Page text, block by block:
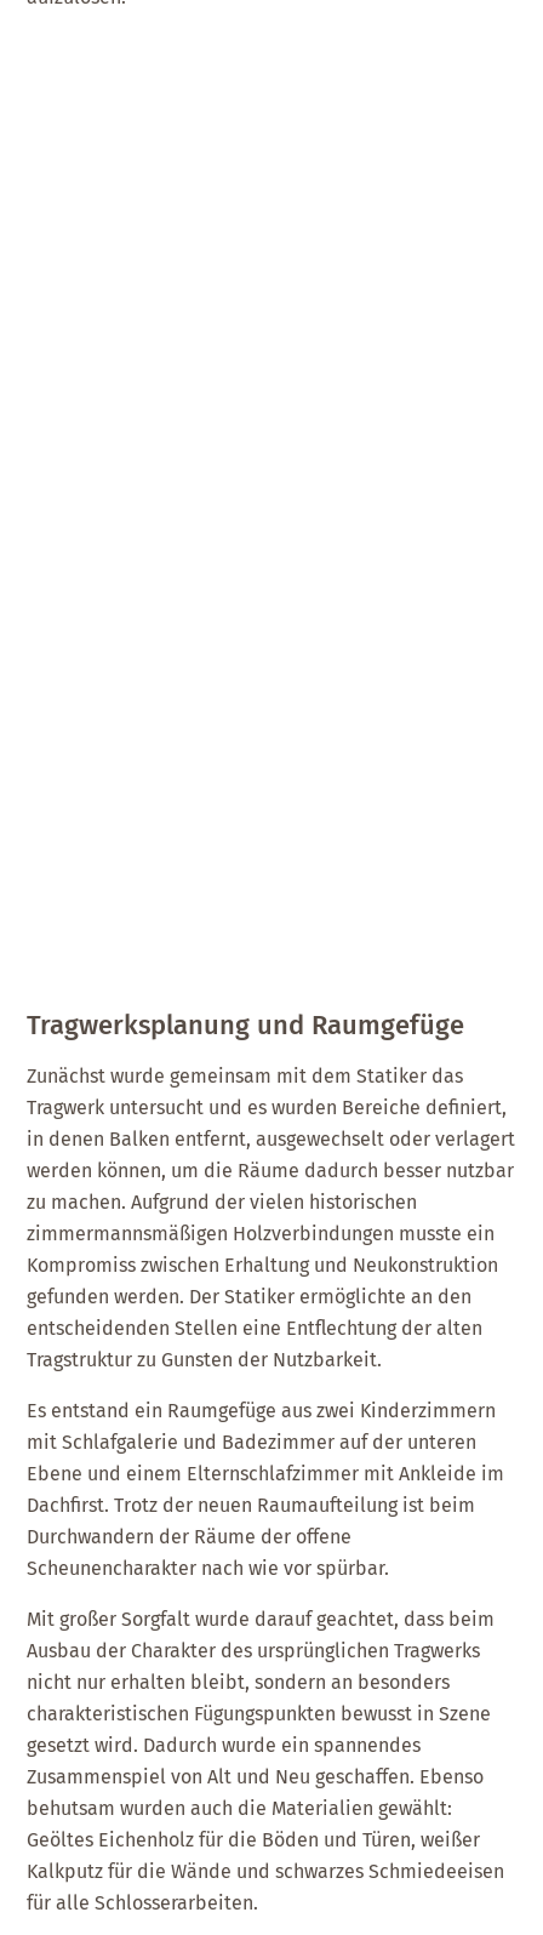
Tragwerksplanung und Raumgefüge
Zunächst wurde gemeinsam mit dem Statiker das
Tragwerk untersucht und es wurden Bereiche definiert,
in denen Balken entfernt, ausgewechselt oder verlagert
werden können, um die Räume dadurch besser nutzbar
zu machen. Aufgrund der vielen historischen
zimmermannsmäßigen Holzverbindungen musste ein
Kompromiss zwischen Erhaltung und Neukonstruktion
gefunden werden. Der Statiker ermöglichte an den
entscheidenden Stellen eine Entflechtung der alten
Tragstruktur zu Gunsten der Nutzbarkeit.
Es entstand ein Raumgefüge aus zwei Kinderzimmern
mit Schlafgalerie und Badezimmer auf der unteren
Ebene und einem Elternschlafzimmer mit Ankleide im
Dachfirst. Trotz der neuen Raumaufteilung ist beim
Durchwandern der Räume der offene
Scheunencharakter nach wie vor spürbar.
Mit großer Sorgfalt wurde darauf geachtet, dass beim
Ausbau der Charakter des ursprünglichen Tragwerks
nicht nur erhalten bleibt, sondern an besonders
charakteristischen Fügungspunkten bewusst in Szene
gesetzt wird. Dadurch wurde ein spannendes
Zusammenspiel von Alt und Neu geschaffen. Ebenso
behutsam wurden auch die Materialien gewählt:
Geöltes Eichenholz für die Böden und Türen, weißer
Kalkputz für die Wände und schwarzes Schmiedeeisen
für alle Schlosserarbeiten.